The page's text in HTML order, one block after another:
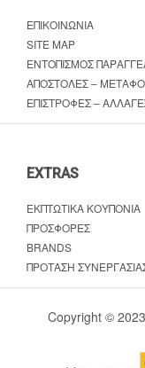
ΕΠΙΚΟΙΝΩΝΊΑ
SITE MAP
ΕΝΤΟΠΙΣΜΌΣ
ΑΠΟΣΤΟΛΈΣ –
ΕΠΙΣΤΡΟΦΈΣ –
EXTRAS
ΕΚΠΤΩΤΙΚΆ ΚΟΥΠΌΝΙΑ
ΠΡΟΣΦΟΡΈΣ
BRANDS
ΠΡΌΤΑΣΗ
Copyright ©